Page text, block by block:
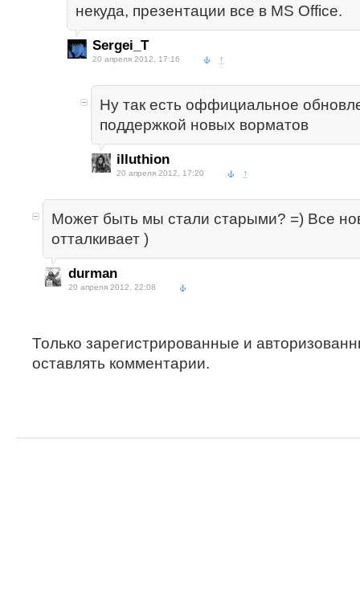
некуда, презентации все в MS Office.
Sergei_T
20 апреля 2012, 17:16 ↑
Ну так есть оффициальное
поддержкой новых ворматов
illuthion
20 апреля 2012, 17:20 ↑
Может быть мы стали старыми? =) Все
отталкивает )
durman
20 апреля 2012, 22:08
Только зарегистрированные и
оставлять комментарии.